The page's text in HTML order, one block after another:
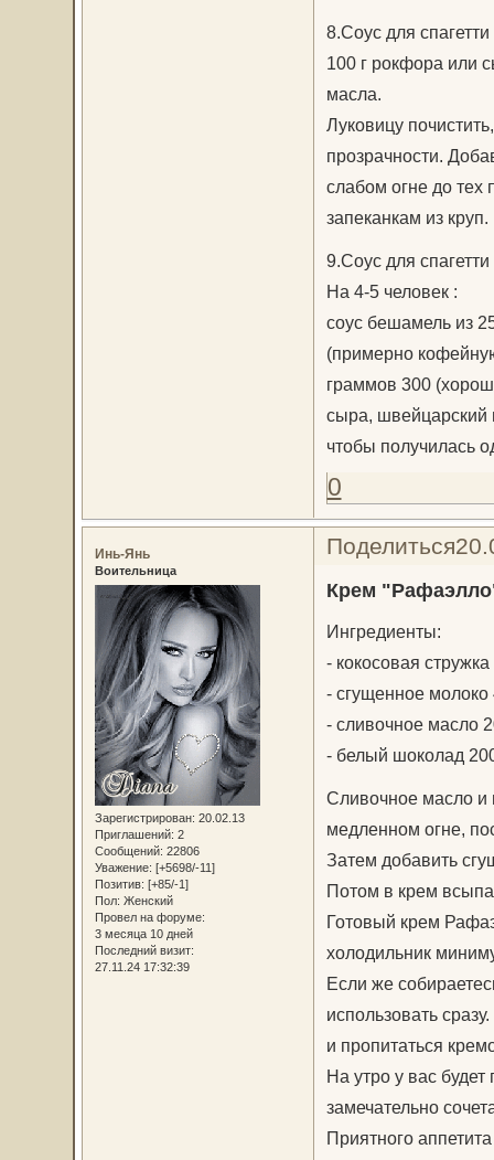
8.Соус для
100 г рокфора или
масла.
Луковицу
прозрачности.
слабом огне до тех
запеканкам из круп.
9.Соус для
На 4-5 человек :
соус бешамель из
(примерно
граммов 300
сыра, швейцарский
чтобы получилась
0
Поделиться
Инь-Янь
Воительница
Зарегистрирован: 20.02.13
Приглашений: 2
Сообщений: 22806
Уважение: [+5698/-11]
Позитив: [+85/-1]
Пол: Женский
Провел на форуме:
3 месяца 10 дней
Последний визит:
27.11.24 17:32:39
Крем
Ингредиенты:
- кокосовая
- сгущенное
- сливочное масло
- белый шоколад
Сливочное масло и
медленном огне,
Затем добавить
Потом в крем
Готовый крем
холодильник
Если же
использовать
и пропитаться
На утро у вас
замечательно
Приятного аппетита